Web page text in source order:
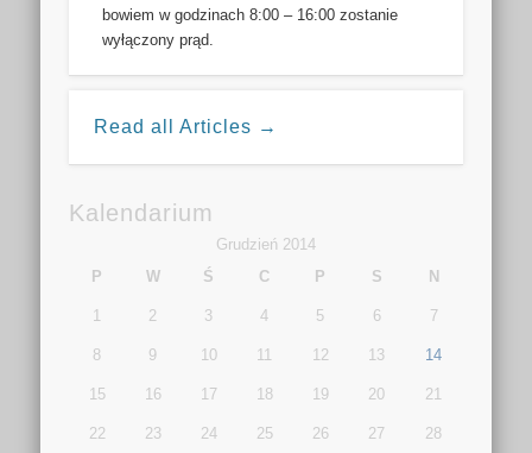
bowiem w godzinach 8:00 – 16:00 zostanie
wyłączony prąd.
Read all Articles →
Kalendarium
Grudzień 2014
P
W Ś C P S N
1 2 3 4 5 6 7
8 9 10 11 12 13 14
15 16 17 18 19 20 21
22 23 24 25 26 27 28